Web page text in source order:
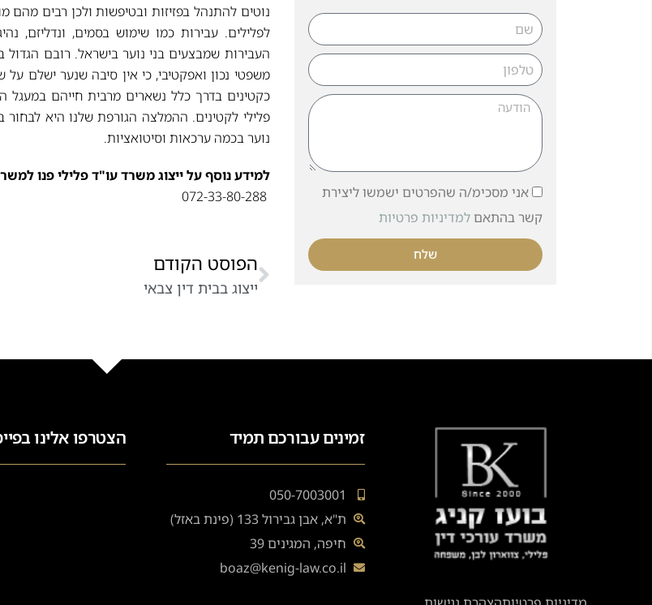
אני מסכימ/ה שהפרטים ישמשו ליצירת
קשר בהתאםלמדיניות פרטיות
שלח
נוטים להתנהל בפזיזות ובטיפשות ולכן רבים
לפלילים. עבירות כמו שימוש בסמים, ונדליזם,
העבירות שמבצעים בני נוער בישראל. רובם
משפטי נכון ואפקטיבי, כי אין סיבה שנער ישלם
כקטינים בדרך כלל נשארים מרבית חייהם
פלילי לקטינים. ההמלצה הגורפת שלנו היא לבחור
נוער בכמה ערכאות וסיטואציות.
למידע נוסף על ייצוג משרד עו"ד פלילי פנו
072-33-80-288
הפוסט הקודם
ייצוג בבית דין צבאי
זמינים עבורכם תמיד
050-7003001
ת"א, אבן גבירול 133 (פינת באזל)
חיפה, המגינים 39
boaz@kenig-law.co.il
הצטרפו אלינו